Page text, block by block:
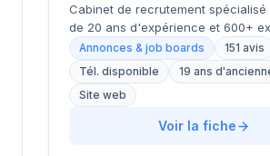
Cabinet de recrutement spécialisé
de 20 ans d'expérience et 600+
répartis dans 17 bureaux en
des services de recrutement
CDI/CDD/freelance, études de
et conseils en carrière.
que partenaire de carrière durable
l'humain au cœur de sa mission.
Annonces & job boards
151 avis
Tél. disponible
19 ans
Site web
Voir la fiche